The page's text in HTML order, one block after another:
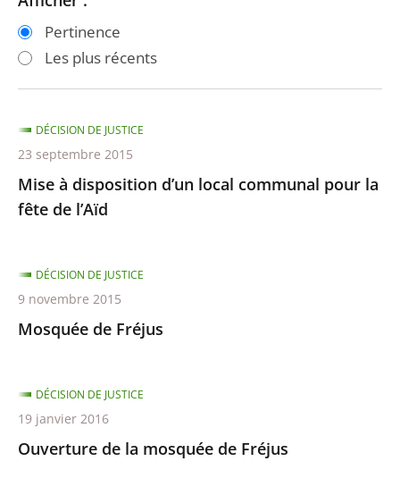
les
filtres
après
les
filtres
avant
Pertinence
Les plus récents
Mise à disposition d’un local communal pour la
fête de l’Aïd
DÉCISION DE JUSTICE
23 septembre 2015
Mosquée de Fréjus
DÉCISION DE JUSTICE
9 novembre 2015
Ouverture de la mosquée de Fréjus
DÉCISION DE JUSTICE
19 janvier 2016